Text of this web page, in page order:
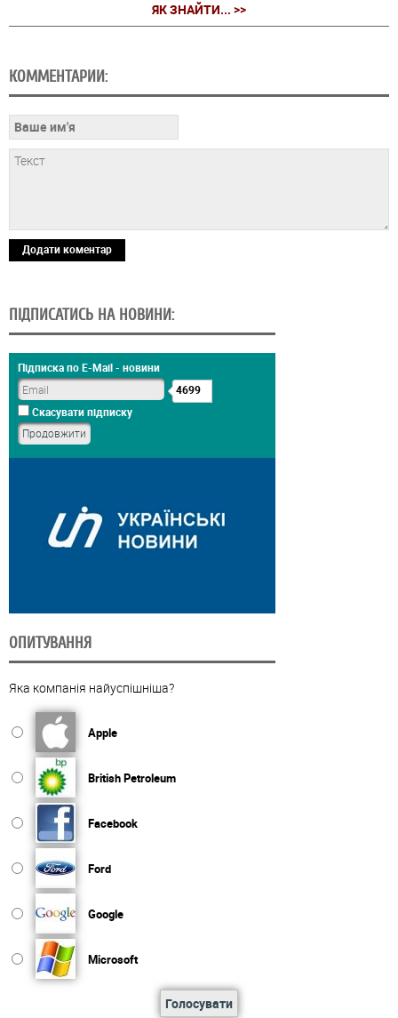
ЯК ЗНАЙТИ... >>
КОММЕНТАРИИ:
Додати коментар
ПІДПИСАТИСЬ НА НОВИНИ:
Підписка по E-Mail - новини
4699
Скасувати підписку
ОПИТУВАННЯ
Яка компанія найуспішніша?
Apple
British Petroleum
Facebook
Ford
Google
Microsoft
Голосувати